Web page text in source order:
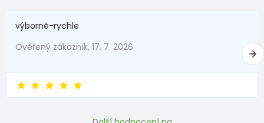
výborně-rychle
Ověřený zákazník, 17. 7. 2026